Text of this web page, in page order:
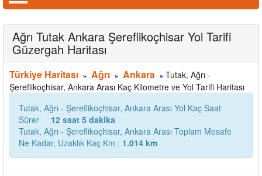
Ağrı Tutak Ankara Şereflikoçhisar Yol Tarifi
Güzergah Haritası
Türkiye Haritası » Ağrı » Ankara » Tutak, Ağrı -
Şereflikoçhisar, Ankara Arası Kaç Kilometre ve Yol Tarifi Haritası
Tutak, Ağrı - Şereflikoçhisar, Ankara Arası Yol Kaç Saat
Sürer
12 saat 5 dakika
Tutak, Ağrı - Şereflikoçhisar, Ankara Arası Toplam Mesafe
Ne Kadar, Uzaklık Kaç Km : 1.014 km